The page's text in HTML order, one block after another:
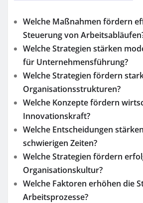
Welche Maßnahmen fördern
Steuerung von
Welche Strategien stärken
für Unternehmensführung?
Welche Strategien fördern
Organisationsstrukturen?
Welche Konzepte fördern
Innovationskraft?
Welche Entscheidungen
schwierigen Zeiten?
Welche Strategien fördern
Organisationskultur?
Welche Faktoren erhöhen die
Arbeitsprozesse?